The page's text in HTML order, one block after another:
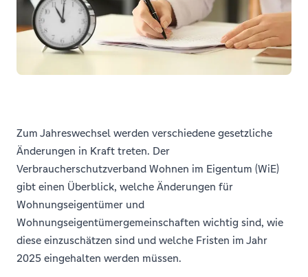
Zum Jahreswechsel werden verschiedene gesetzliche
Änderungen in Kraft treten. Der
Verbraucherschutzverband Wohnen im Eigentum (WiE)
gibt einen Überblick, welche Änderungen für
Wohnungseigentümer und
Wohnungseigentümergemeinschaften wichtig sind, wie
diese einzuschätzen sind und welche Fristen im Jahr
2025 eingehalten werden müssen.